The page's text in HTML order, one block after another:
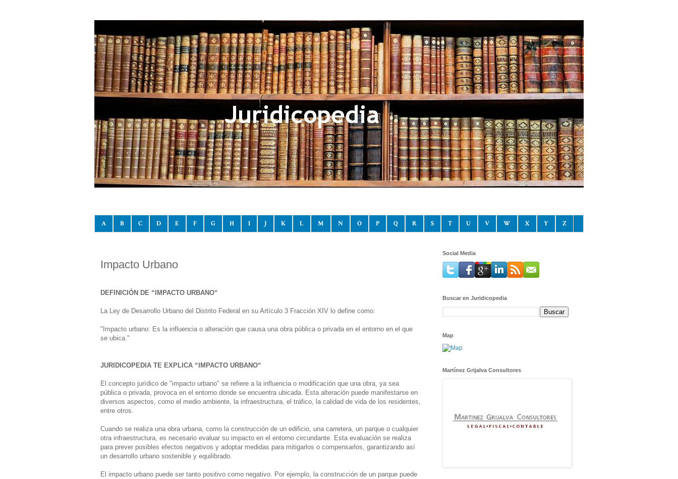
A B C D E F G H I J K L M N O P Q R S T U V W X Y Z
Impacto Urbano
DEFINICIÓN DE “IMPACTO URBANO“
La Ley de Desarrollo Urbano del Distrito Federal en su Artículo 3 Fracción XIV lo define como:
"Impacto urbano: Es la influencia o alteración que causa una obra pública o privada en el entorno en el que
se ubica."
JURIDICOPEDIA TE EXPLICA “IMPACTO URBANO“
El concepto jurídico de "impacto urbano" se refiere a la influencia o modificación que una obra, ya sea
pública o privada, provoca en el entorno donde se encuentra ubicada. Esta alteración puede manifestarse en
diversos aspectos, como el medio ambiente, la infraestructura, el tráfico, la calidad de vida de los residentes,
entre otros.
Cuando se realiza una obra urbana, como la construcción de un edificio, una carretera, un parque o cualquier
otra infraestructura, es necesario evaluar su impacto en el entorno circundante. Esta evaluación se realiza
para prever posibles efectos negativos y adoptar medidas para mitigarlos o compensarlos, garantizando así
un desarrollo urbano sostenible y equilibrado.
El impacto urbano puede ser tanto positivo como negativo. Por ejemplo, la construcción de un parque puede
Social Media
Buscar en Juridicopedia
Map
Martínez Grijalva Consultores